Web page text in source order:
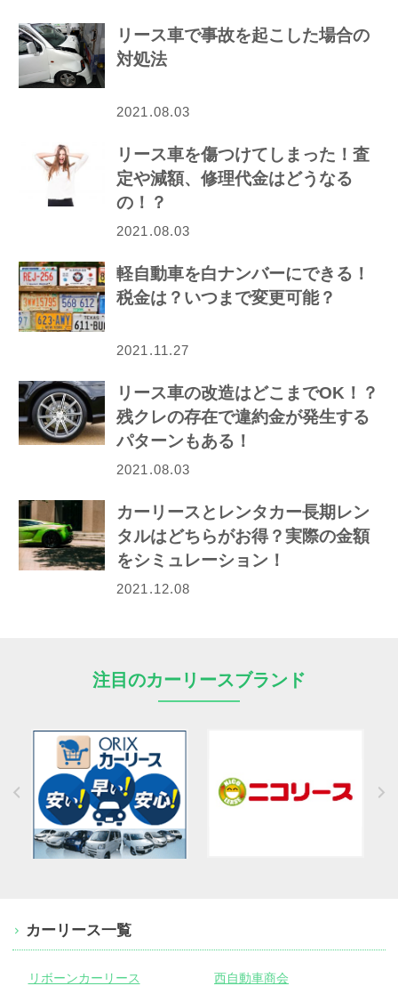
リース車で事故を起こした場合の
対処法
2021.08.03
リース車を傷つけてしまった！査
定や減額、修理代金はどうなる
の！？
2021.08.03
軽自動車を白ナンバーにできる！
税金は？いつまで変更可能？
2021.11.27
リース車の改造はどこまでOK！？
残クレの存在で違約金が発生する
パターンもある！
2021.08.03
カーリースとレンタカー長期レン
タルはどちらがお得？実際の金額
をシミュレーション！
2021.12.08
注目のカーリースブランド
カーリース一覧
リボーンカーリース
西自動車商会